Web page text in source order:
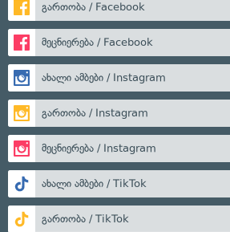
გართობა / Facebook
მეცნიერება / Facebook
ახალი ამბები / Instagram
გართობა / Instagram
მეცნიერება / Instagram
ახალი ამბები / TikTok
გართობა / TikTok